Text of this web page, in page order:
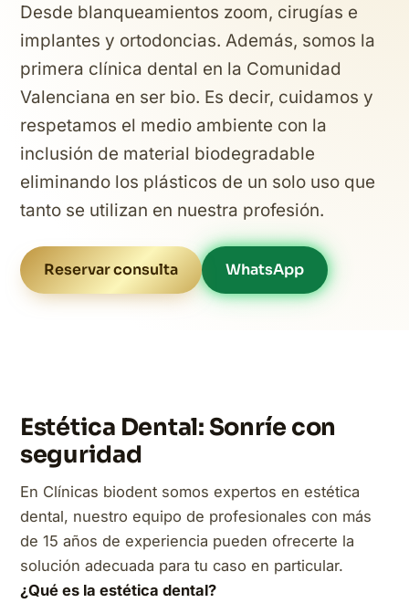
Desde blanqueamientos zoom, cirugías e
implantes y ortodoncias. Además, somos la
primera clínica dental en la Comunidad
Valenciana en ser bio. Es decir, cuidamos y
respetamos el medio ambiente con la
inclusión de material biodegradable
eliminando los plásticos de un solo uso que
tanto se utilizan en nuestra profesión.
Reservar consulta WhatsApp
Estética Dental: Sonríe con
seguridad
En Clínicas biodent somos expertos en estética
dental, nuestro equipo de profesionales con más
de 15 años de experiencia pueden ofrecerte la
solución adecuada para tu caso en particular.
¿Qué es la estética dental?